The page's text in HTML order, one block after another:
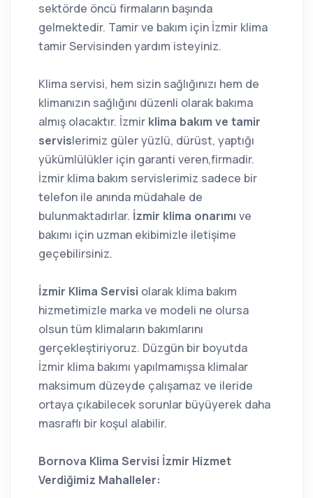
sektörde öncü firmaların başında
gelmektedir. Tamir ve bakım için İzmir klima
tamir Servisinden yardım isteyiniz.
Klima servisi, hem sizin sağlığınızı hem de
klimanızın sağlığını düzenli olarak bakıma
almış olacaktır. İzmir klima bakım ve tamir
servislerimiz güler yüzlü, dürüst, yaptığı
yükümlülükler için garanti veren,firmadir.
İzmir klima bakım servislerimiz sadece bir
telefon ile anında müdahale de
bulunmaktadırlar. İzmir klima onarımı ve
bakımı için uzman ekibimizle iletişime
geçebilirsiniz.
İzmir Klima Servisi olarak klima bakım
hizmetimizle marka ve modeli ne olursa
olsun tüm klimaların bakımlarını
gerçekleştiriyoruz. Düzgün bir boyutda
İzmir klima bakımı yapılmamışsa klimalar
maksimum düzeyde çalışamaz ve ileride
ortaya çıkabilecek sorunlar büyüyerek daha
masraflı bir koşul alabilir.
Bornova Klima Servisi İzmir Hizmet
Verdiğimiz Mahalleler: